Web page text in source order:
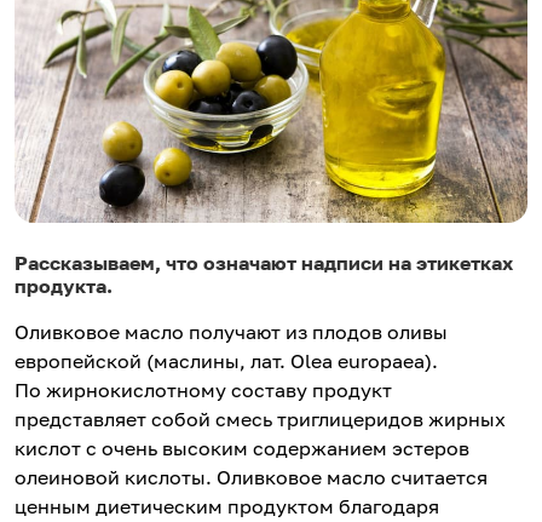
Рассказываем, что означают надписи на этикетках
продукта.
Оливковое масло получают из плодов оливы
европейской (маслины, лат. Olea europaea).
По жирнокислотному составу продукт
представляет собой смесь триглицеридов жирных
кислот с очень высоким содержанием эстеров
олеиновой кислоты. Оливковое масло считается
ценным диетическим продуктом благодаря